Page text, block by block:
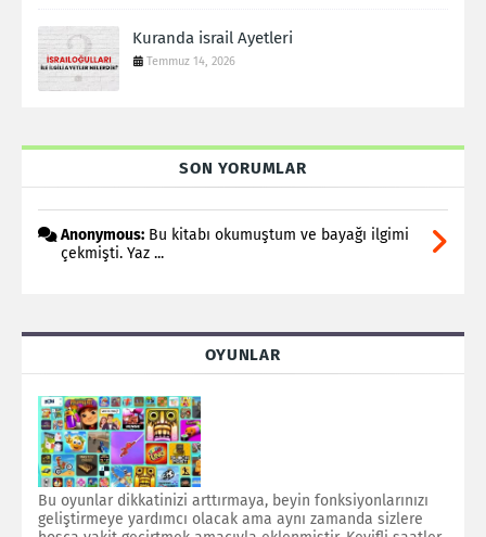
Kuranda israil Ayetleri
Temmuz 14, 2026
SON YORUMLAR
Anonymous: Bu kitabı okumuştum ve bayağı ilgimi
çekmişti. Yaz ...
OYUNLAR
Bu oyunlar dikkatinizi arttırmaya, beyin fonksiyonlarınızı
geliştirmeye yardımcı olacak ama aynı zamanda sizlere